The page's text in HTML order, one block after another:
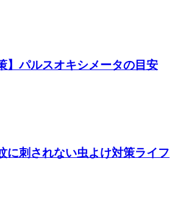
】パルスオキシメータの目安
刺されない虫よけ対策ライフ